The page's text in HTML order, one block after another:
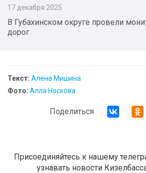
17 декабря 2025
В Губахинском округе провели
дорог
Текст: Алёна Мишина
Фото: Алла Носкова
Поделиться
Присоединяйтесь к нашему
узнавать новости